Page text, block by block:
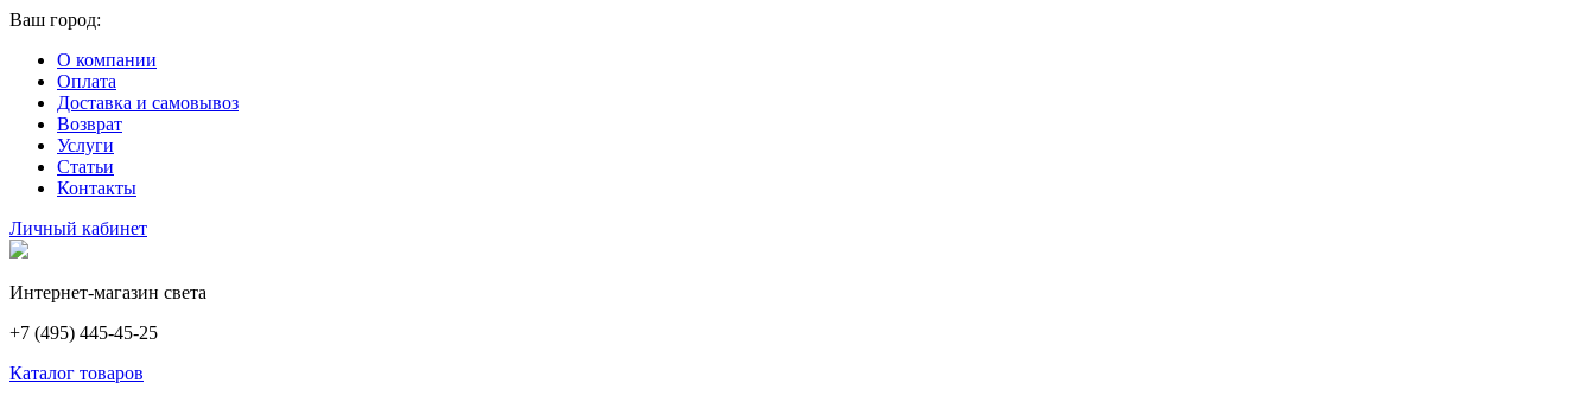
Ваш город:
О компании
Оплата
Доставка и самовывоз
Возврат
Услуги
Статьи
Контакты
Личный кабинет
Интернет-магазин света
+7 (495) 445-45-25
Каталог товаров